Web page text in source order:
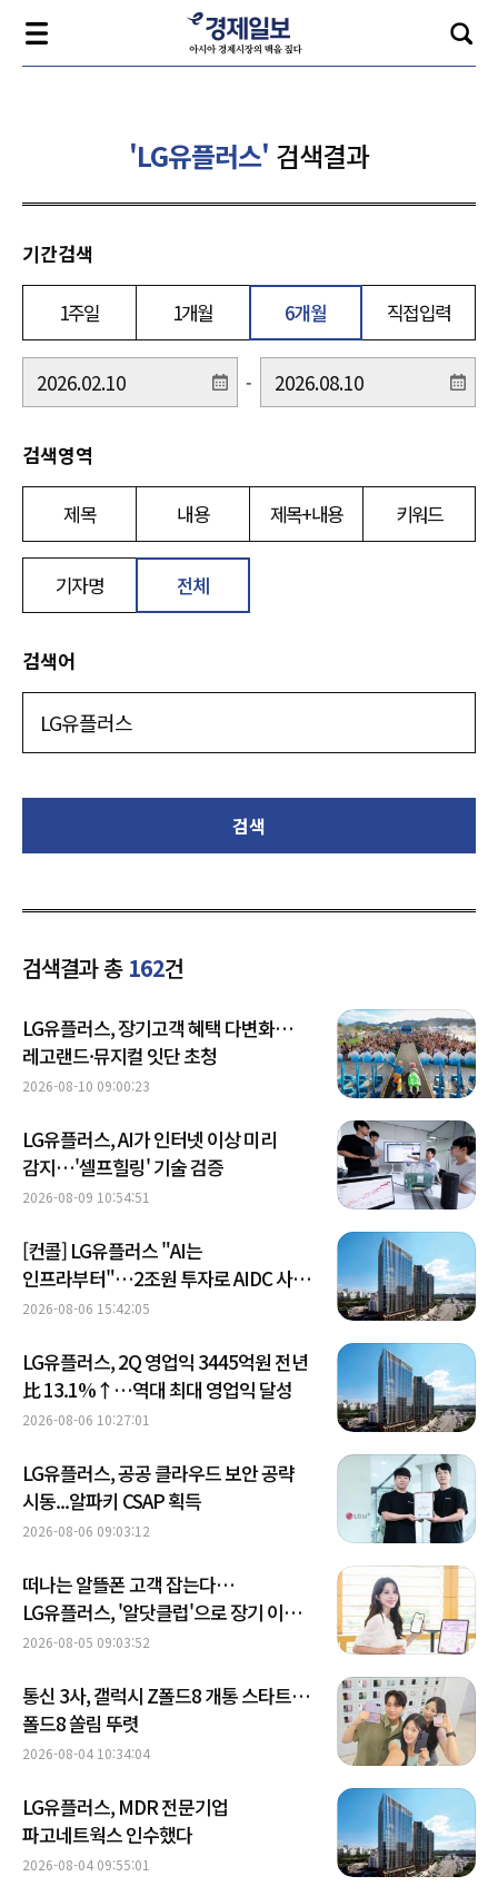
'LG유플러스' 검색결과
기간검색
1주일 1개월 6개월 직접입력
-
검색영역
제목 내용 제목+내용 키워드
기자명 전체
검색어
검색
검색결과 총 162건
LG유플러스, 장기고객 혜택 다변화…
레고랜드·뮤지컬 잇단 초청
2026-08-10 09:00:23
LG유플러스, AI가 인터넷 이상 미리
감지…'셀프힐링' 기술 검증
2026-08-09 10:54:51
[컨콜] LG유플러스 "AI는
인프라부터"…2조원 투자로 AIDC 사업
속도
2026-08-06 15:42:05
LG유플러스, 2Q 영업익 3445억원 전년
比 13.1%↑…역대 최대 영업익 달성
2026-08-06 10:27:01
LG유플러스, 공공 클라우드 보안 공략
시동...알파키 CSAP 획득
2026-08-06 09:03:12
떠나는 알뜰폰 고객 잡는다…
LG유플러스, '알닷클럽'으로 장기 이용
공략
2026-08-05 09:03:52
통신 3사, 갤럭시 Z폴드8 개통 스타트…
폴드8 쏠림 뚜렷
2026-08-04 10:34:04
LG유플러스, MDR 전문기업
파고네트웍스 인수했다
2026-08-04 09:55:01